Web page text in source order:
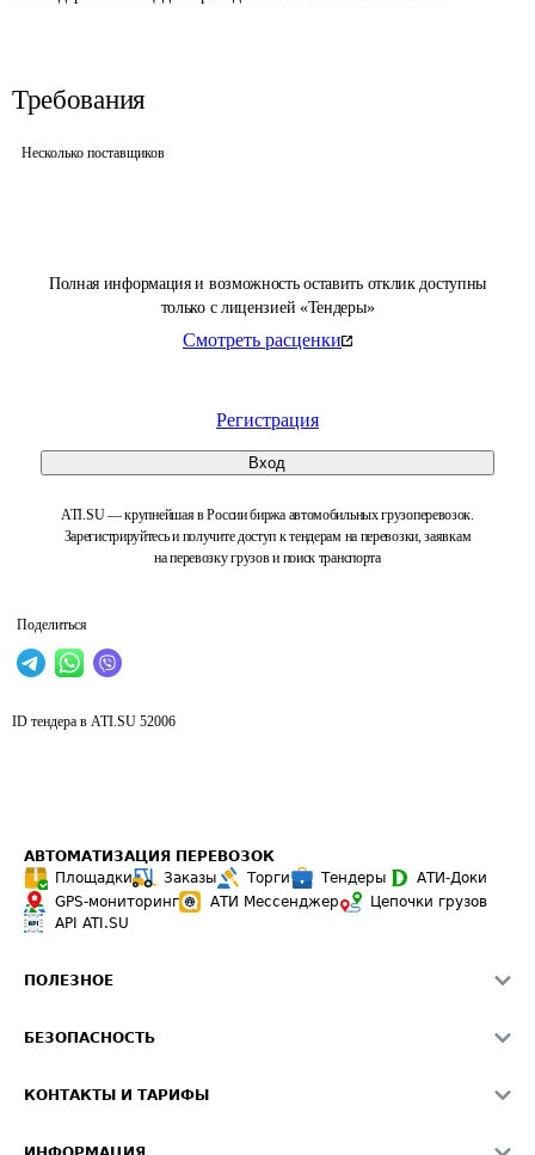
Полная информация и возможность оставить отклик доступны
только с лицензией «Тендеры»
Смотреть расценки
Регистрация
Вход
ATI.SU — крупнейшая в России биржа автомобильных грузоперевозок.
Зарегистрируйтесь и получите доступ к тендерам на перевозки, заявкам
на перевозку грузов и поиск транспорта
Поделиться
Требования
Несколько поставщиков
ID тендера в ATI.SU 52006
АВТОМАТИЗАЦИЯ ПЕРЕВОЗОК
Площадки
Заказы Торги Тендеры
АТИ-Доки
GPS-мониторинг
АТИ Мессенджер
Цепочки грузов
API ATI.SU
ПОЛЕЗНОЕ
Звезды ATI.SU на вашем сайте
БЕЗОПАСНОСТЬ
Светофор+
КОНТАКТЫ И ТАРИФЫ